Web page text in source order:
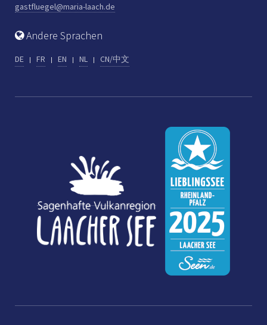
gastfluegel@maria-laach.de
Andere Sprachen
DE FR EN NL CN/中文